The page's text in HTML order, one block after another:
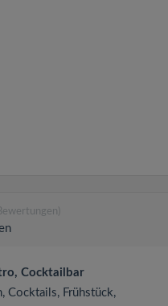
Cocktailbar
Cocktails, Frühstück,